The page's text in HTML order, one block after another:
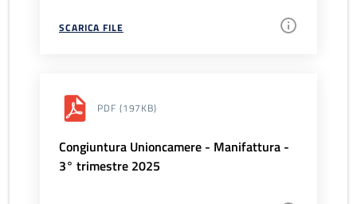
SCARICA FILE
PDF (197KB)
Congiuntura Unioncamere - Manifattura -
3° trimestre 2025